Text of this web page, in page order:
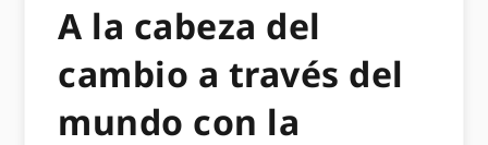
A la cabeza del
cambio a través del
mundo con la